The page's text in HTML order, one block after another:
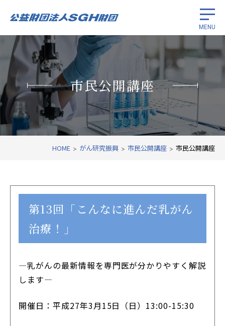
MENU
留学生奨学
がん研究振興
国際経済協力
財団紹介
本サイトのご利用について
市民公開講座
HOME がん研究振興 市民公開講座 市民公開講座
第13回「こんなに進んだ乳がん
治療！」
―乳がんの最新情報を専門医が分かりやすく解説
します―
開催日：平成27年3月15日（日）13:00-15:30